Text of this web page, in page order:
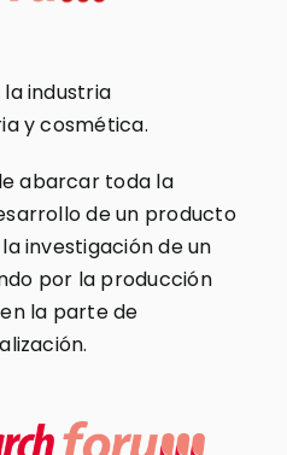
industria
y cosmética.
abarcar toda la
de un producto
investigación de un
por la producción
la parte de